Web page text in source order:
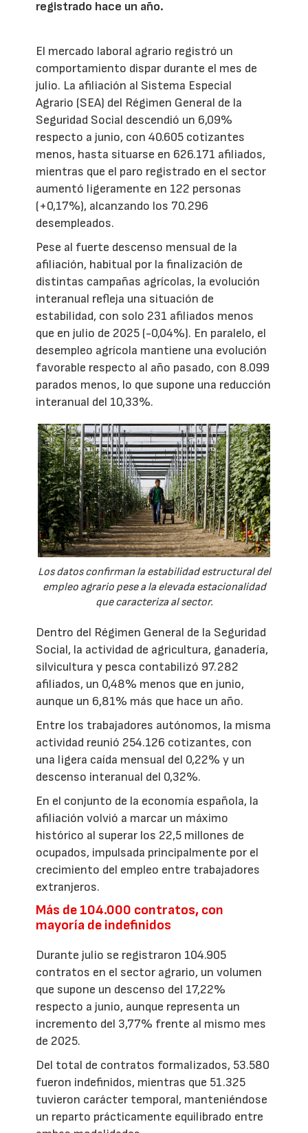
registrado hace un año.
El mercado laboral agrario registró un
comportamiento dispar durante el mes de
julio. La afiliación al Sistema Especial
Agrario (SEA) del Régimen General de la
Seguridad Social descendió un 6,09%
respecto a junio, con 40.605 cotizantes
menos, hasta situarse en 626.171 afiliados,
mientras que el paro registrado en el sector
aumentó ligeramente en 122 personas
(+0,17%), alcanzando los 70.296
desempleados.
Pese al fuerte descenso mensual de la
afiliación, habitual por la finalización de
distintas campañas agrícolas, la evolución
interanual refleja una situación de
estabilidad, con solo 231 afiliados menos
que en julio de 2025 (-0,04%). En paralelo, el
desempleo agrícola mantiene una evolución
favorable respecto al año pasado, con 8.099
parados menos, lo que supone una reducción
interanual del 10,33%.
Los datos confirman la estabilidad estructural del
empleo agrario pese a la elevada estacionalidad
que caracteriza al sector.
Dentro del Régimen General de la Seguridad
Social, la actividad de agricultura, ganadería,
silvicultura y pesca contabilizó 97.282
afiliados, un 0,48% menos que en junio,
aunque un 6,81% más que hace un año.
Entre los trabajadores autónomos, la misma
actividad reunió 254.126 cotizantes, con
una ligera caída mensual del 0,22% y un
descenso interanual del 0,32%.
En el conjunto de la economía española, la
afiliación volvió a marcar un máximo
histórico al superar los 22,5 millones de
ocupados, impulsada principalmente por el
crecimiento del empleo entre trabajadores
extranjeros.
Más de 104.000 contratos, con
mayoría de indefinidos
Durante julio se registraron 104.905
contratos en el sector agrario, un volumen
que supone un descenso del 17,22%
respecto a junio, aunque representa un
incremento del 3,77% frente al mismo mes
de 2025.
Del total de contratos formalizados, 53.580
fueron indefinidos, mientras que 51.325
tuvieron carácter temporal, manteniéndose
un reparto prácticamente equilibrado entre